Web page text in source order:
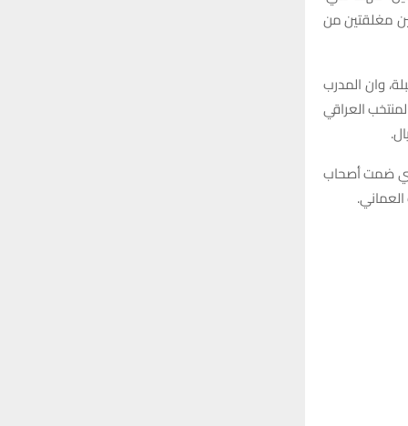
مغلقتين من
وان المدرب
العراقي
الأخير من العام الماضي، في بطولة الأردن الدولية 2022، والتي ضمت أصحاب